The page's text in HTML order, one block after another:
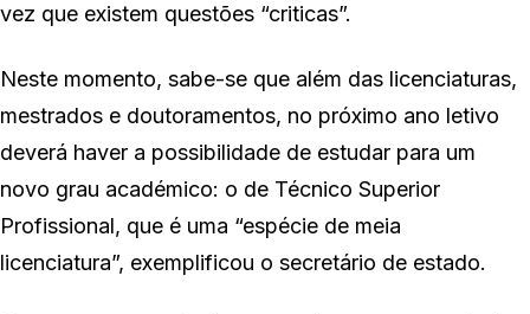
vez que existem questões “criticas”.
Neste momento, sabe-se que além das licenciaturas,
mestrados e doutoramentos, no próximo ano letivo
deverá haver a possibilidade de estudar para um
novo grau académico: o de Técnico Superior
Profissional, que é uma “espécie de meia
licenciatura”, exemplificou o secretário de estado.